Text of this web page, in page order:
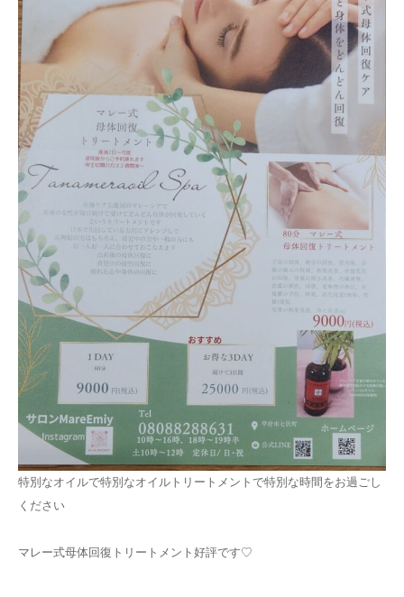
特別なオイルで特別なオイルトリートメントで特別な時間をお過ごし
ください
マレー式母体回復トリートメント好評です♡